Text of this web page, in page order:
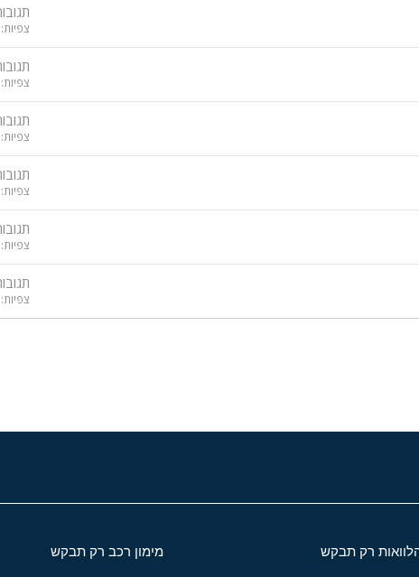
צפיות
צפיות
צפיות
צפיות
צפיות
צפיות
רק תבקש מימון רכב רק תבקש